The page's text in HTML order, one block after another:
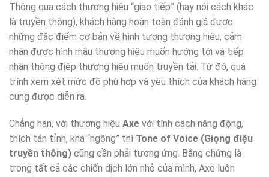
Thông qua cách thương hiệu “giao tiếp” (hay nói cách khác
là truyền thông), khách hàng hoàn toàn đánh giá được
những đặc điểm cơ bản về hình tượng thương hiệu, cảm
nhận được hình mẫu thương hiệu muốn hướng tới và tiếp
nhận thông điệp thương hiệu muốn truyền tải. Từ đó, quá
trình xem xét mức độ phù hợp và yêu thích của khách hàng
cũng được diễn ra.
Chẳng hạn, với thương hiệu Axe với tính cách năng động,
thích tán tỉnh, khá “ngông” thì Tone of Voice (Giọng điệu
truyền thông) cũng cần phải tương ứng. Bằng chứng là
trong tất cả các chiến dịch lớn nhỏ của mình, Axe luôn